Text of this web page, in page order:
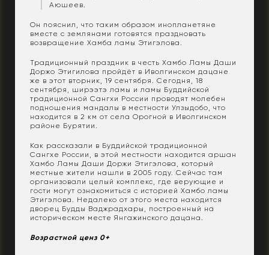
Аюшеев.
Он пояснил, что таким образом инопланетяне
вместе с землянами готовятся праздновать
возвращение Хамба ламы Этигэлова.
Традиционный праздник в честь Хамбо Ламы Даши
Доржо Этигилова пройдёт в Иволгинском дацане
же в этот вторник, 19 сентября. Сегодня, 18
сентября, ширээтэ ламы и ламы Буддийской
традиционной Сангхи России проводят молебен
подношения мандалы в местности Улзыдобо, что
находится в 2 км от села Орогной в Иволгинском
районе Бурятии.
Как рассказали в Буддийской традиционной
Сангхе России, в этой местности находится аршан
Хамбо Ламы Даши Доржи Этигэлова, который
местные жители нашли в 2005 году. Сейчас там
организовали целый комплекс, где верующие и
гости могут ознакомиться с историей Хамбо ламы
Этигэлова. Недалеко от этого места находится
дворец Будды Ваджрадхары, построенный на
историческом месте Янгажинского дацана.
Возрастной ценз 0+